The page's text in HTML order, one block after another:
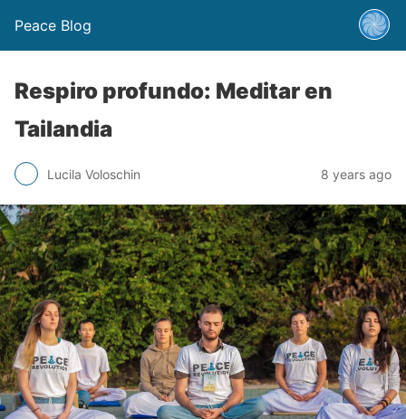
Peace Blog
Respiro profundo: Meditar en
Tailandia
Lucila Voloschin 8 years ago